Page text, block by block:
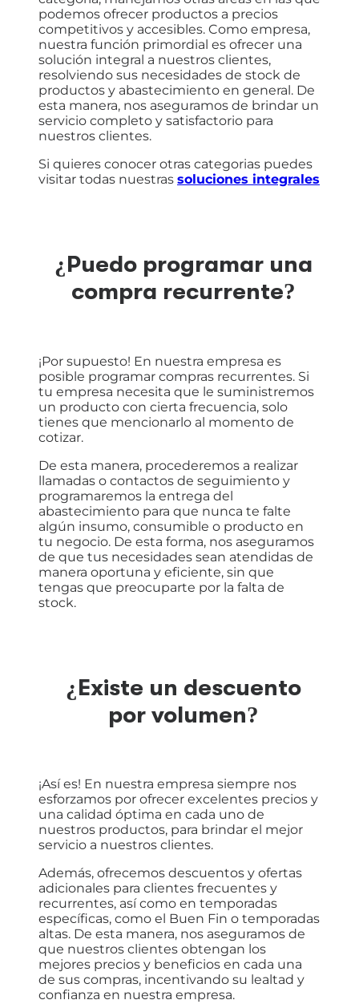
podemos ofrecer productos a precios
competitivos y accesibles. Como empresa,
nuestra función primordial es ofrecer una
solución integral a nuestros clientes,
resolviendo sus necesidades de stock de
productos y abastecimiento en general. De
esta manera, nos aseguramos de brindar un
servicio completo y satisfactorio para
nuestros clientes.
Si quieres conocer otras categorias puedes
visitar todas nuestras soluciones integrales
¿Puedo programar una
compra recurrente?
¡Por supuesto! En nuestra empresa es
posible programar compras recurrentes. Si
tu empresa necesita que le suministremos
un producto con cierta frecuencia, solo
tienes que mencionarlo al momento de
cotizar.
De esta manera, procederemos a realizar
llamadas o contactos de seguimiento y
programaremos la entrega del
abastecimiento para que nunca te falte
algún insumo, consumible o producto en
tu negocio. De esta forma, nos aseguramos
de que tus necesidades sean atendidas de
manera oportuna y eficiente, sin que
tengas que preocuparte por la falta de
stock.
¿Existe un descuento
por volumen?
¡Así es! En nuestra empresa siempre nos
esforzamos por ofrecer excelentes precios y
una calidad óptima en cada uno de
nuestros productos, para brindar el mejor
servicio a nuestros clientes.
Además, ofrecemos descuentos y ofertas
adicionales para clientes frecuentes y
recurrentes, así como en temporadas
específicas, como el Buen Fin o temporadas
altas. De esta manera, nos aseguramos de
que nuestros clientes obtengan los
mejores precios y beneficios en cada una
de sus compras, incentivando su lealtad y
confianza en nuestra empresa.